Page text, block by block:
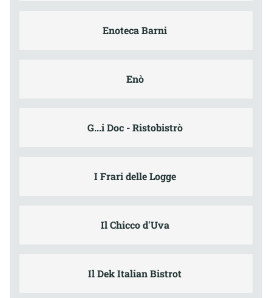
Enoteca Barni
Enò
G...i Doc - Ristobistrò
I Frari delle Logge
Il Chicco d'Uva
Il Dek Italian Bistrot